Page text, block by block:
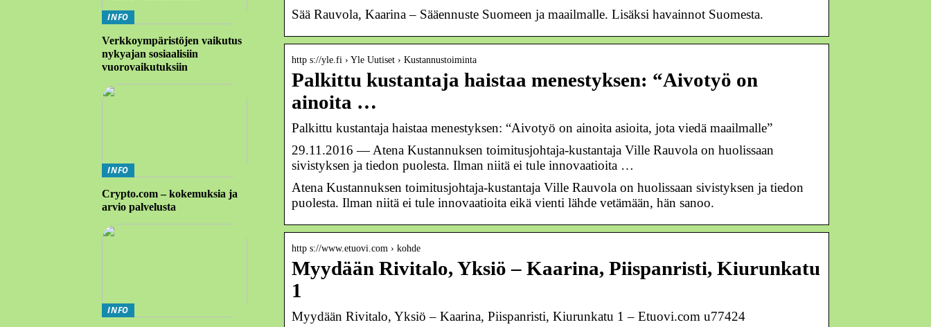
Sää Rauvola, Kaarina – Sääennuste Suomeen ja maailmalle. Lisäksi havainnot Suomesta.
http s://yle.fi › Yle Uutiset › Kustannustoiminta
Palkittu kustantaja haistaa menestyksen: “Aivotyö on
ainoita …
Palkittu kustantaja haistaa menestyksen: “Aivotyö on ainoita asioita, jota viedä maailmalle”
29.11.2016 — Atena Kustannuksen toimitusjohtaja-kustantaja Ville Rauvola on huolissaan
sivistyksen ja tiedon puolesta. Ilman niitä ei tule innovaatioita …
Atena Kustannuksen toimitusjohtaja-kustantaja Ville Rauvola on huolissaan sivistyksen ja tiedon
puolesta. Ilman niitä ei tule innovaatioita eikä vienti lähde vetämään, hän sanoo.
http s://www.etuovi.com › kohde
Myydään Rivitalo, Yksiö – Kaarina, Piispanristi, Kiurunkatu
1
Myydään Rivitalo, Yksiö – Kaarina, Piispanristi, Kiurunkatu 1 – Etuovi.com u77424
INFO
Verkkoympäristöjen vaikutus
nykyajan sosiaalisiin
vuorovaikutuksiin
INFO
Crypto.com – kokemuksia ja
arvio palvelusta
INFO